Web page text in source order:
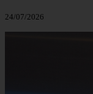
24/07/2026